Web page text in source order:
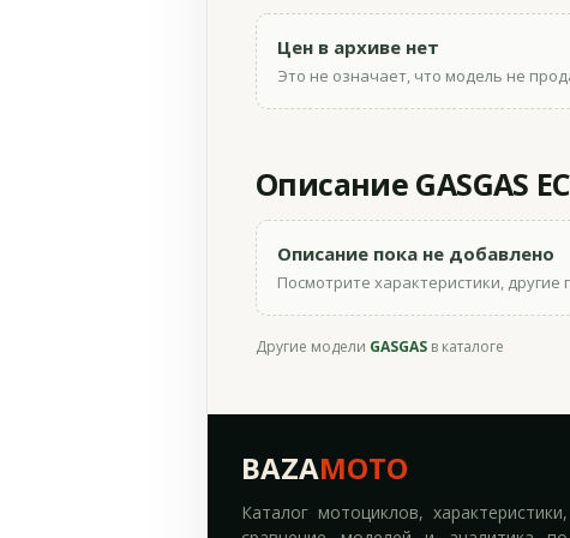
Цен в архиве нет
Это не означает, что модель не
Описание GASGAS
Описание пока не добавлено
Посмотрите характеристики, другие
Другие модели GASGAS в каталоге
BAZAMOTO
Каталог мотоциклов, характеристики,